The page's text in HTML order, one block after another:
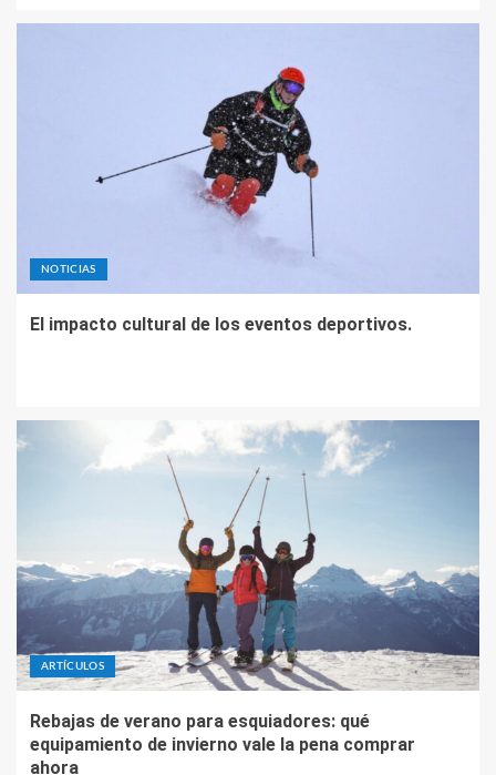
NOTICIAS
El impacto cultural de los eventos deportivos.
ARTÍCULOS
Rebajas de verano para esquiadores: qué
equipamiento de invierno vale la pena comprar
ahora